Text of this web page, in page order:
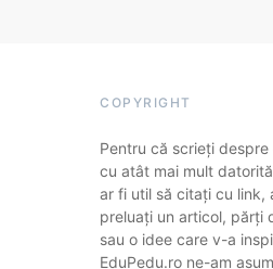
COPYRIGHT
Pentru că scrieți
cu atât mai mult
ar fi util să citați cu link,
preluați un articol, părți
sau o idee care v-a
EduPedu.ro ne-am